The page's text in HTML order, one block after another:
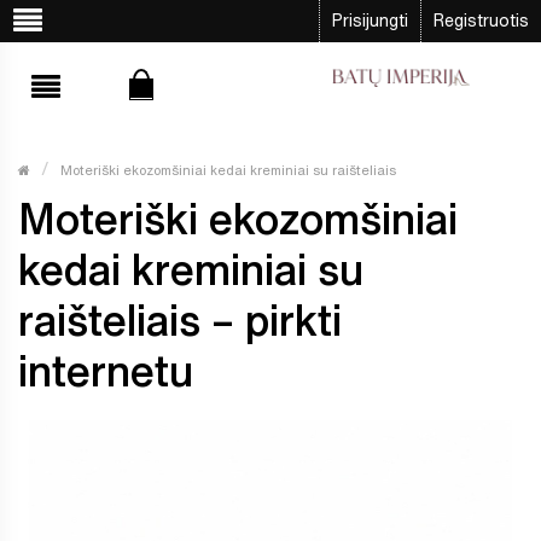
Prisijungti Registruotis
Moteriški ekozomšiniai kedai kreminiai su raišteliais
Moteriški ekozomšiniai
kedai kreminiai su
raišteliais – pirkti
internetu